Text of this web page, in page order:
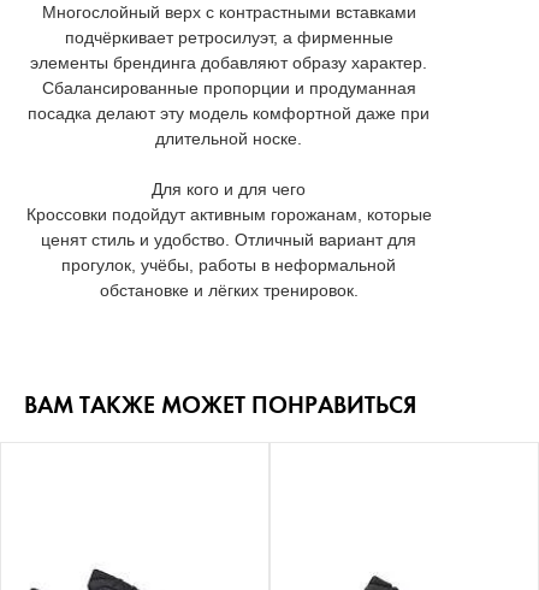
Многослойный верх с контрастными вставками
подчёркивает ретросилуэт, а фирменные
элементы брендинга добавляют образу характер.
Сбалансированные пропорции и продуманная
посадка делают эту модель комфортной даже при
длительной носке.
Для кого и для чего
Кроссовки подойдут активным горожанам, которые
ценят стиль и удобство. Отличный вариант для
прогулок, учёбы, работы в неформальной
обстановке и лёгких тренировок.
ВАМ ТАКЖЕ МОЖЕТ ПОНРАВИТЬСЯ